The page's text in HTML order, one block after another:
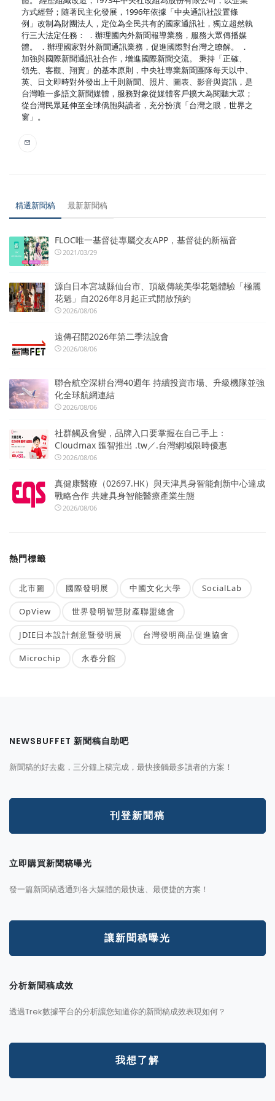
方式經營；隨著民主化發展，1996年依據「中央通訊社設置條
例」改制為財團法人，定位為全民共有的國家通訊社，獨立超然執
行三大法定任務： ．辦理國內外新聞報導業務，服務大眾傳播媒
體。 ．辦理國家對外新聞通訊業務，促進國際對台灣之瞭解。 ．
加強與國際新聞通訊社合作，增進國際新聞交流。 秉持「正確、
領先、客觀、翔實」的基本原則，中央社專業新聞團隊每天以中、
英、日文即時對外發出上千則新聞、照片、圖表、影音與資訊，是
台灣唯一多語文新聞媒體，服務對象從媒體客戶擴大為閱聽大眾；
從台灣民眾延伸至全球僑胞與讀者，充分扮演「台灣之眼，世界之
窗」。
精選新聞稿 最新新聞稿
FLOC唯一基督徒專屬交友APP，基督徒的新福音
2021/03/29
源自日本宮城縣仙台市、頂級傳統美學花魁體驗「極麗
花魁」自2026年8月起正式開放預約
2026/08/06
遠傳召開2026年第二季法說會
2026/08/06
聯合航空深耕台灣40週年 持續投資市場、升級機隊並強
化全球航網連結
2026/08/06
社群觸及會變，品牌入口要掌握在自己手上：
Cloudmax 匯智推出 .tw／.台灣網域限時優惠
2026/08/06
真健康醫療（02697.HK）與天津具身智能創新中心達成
戰略合作 共建具身智能醫療產業生態
2026/08/06
熱門標籤
北市圖 國際發明展 中國文化大學 SocialLab
OpView 世界發明智慧財產聯盟總會
JDIE日本設計創意暨發明展 台灣發明商品促進協會
Microchip 永春分館
NEWSBUFFET 新聞稿自助吧
新聞稿的好去處，三分鐘上稿完成，最快接觸最多讀者的方案！
刊登新聞稿
立即購買新聞稿曝光
發一篇新聞稿透通到各大媒體的最快速、最便捷的方案！
讓新聞稿曝光
分析新聞稿成效
透過Trek數據平台的分析讓您知道你的新聞稿成效表現如何？
我想了解